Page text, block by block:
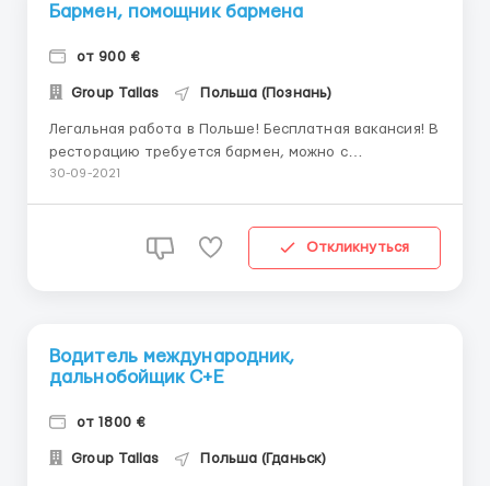
Бармен, помощник бармена
от 900 €
Group Tallas Польша (Познань)
Легальная работа в Польше! Бесплатная вакансия! В
ресторацию требуется бармен, можно с
минмальным опытом работы! Месторасположение: г.
45 лет. - опыт работы на баре от 3 месяцев. ...
30-09-2021
Откликнуться
Водитель международник,
дальнобойщик С+Е
от 1800 €
Group Tallas Польша (Гданьск)